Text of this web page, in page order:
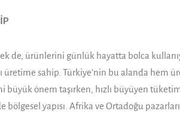
de, ürünlerini günlük hayatta bolca
üretime sahip. Türkiye’nin bu alanda hem
büyük önem taşırken, hızlı büyüyen
yapısı. Afrika ve Ortadoğu